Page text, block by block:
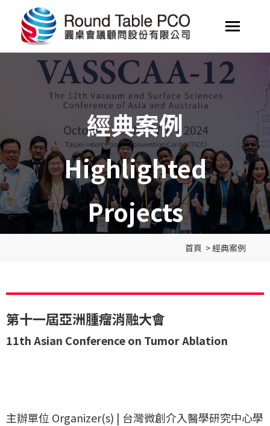
經典案例
Highlighted
Projects
首頁 >經典案例
第十一屆亞洲腫瘤消融大會
11th Asian Conference on Tumor Ablation
主辦單位 Organizer(s) | 台灣微創介入醫學研究中心學